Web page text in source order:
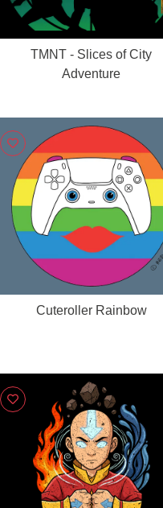
TMNT - Slices of City
Adventure
Cuteroller Rainbow